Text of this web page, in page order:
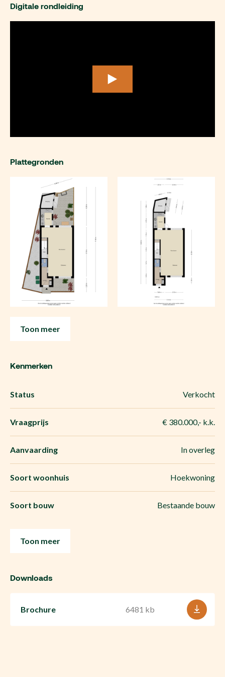
Digitale rondleiding
Plattegronden
Toon meer
Kenmerken
Status Verkocht
Vraagprijs € 380.000,- k.k.
Aanvaarding In overleg
Soort woonhuis Hoekwoning
Soort bouw Bestaande bouw
Toon meer
Downloads
Brochure 6481 kb